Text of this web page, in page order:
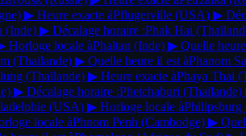
▶ Heure exacte àPflugerville (USA) ▶
(Inde) ▶ Décalage horaire :Phak Hai
Horloge locale àPhaltan (Inde) ▶ Quelle
(Thaïlande) ▶ Quelle heure il est àPhanom
(Thaïlande) ▶ Heure exacte àPhaya Thai
▶ Décalage horaire :Phetchaburi (Thaïlande)
(USA) ▶ Horloge locale àPhilipsburg
locale àPhnom Penh (Cambodge) ▶